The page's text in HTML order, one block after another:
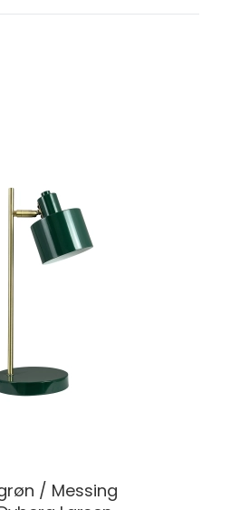
/ Messing